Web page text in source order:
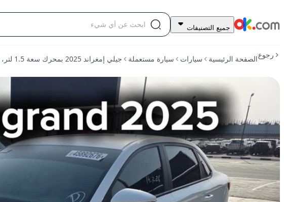
28,000
جيلي
2025
لتر،
الفخامة
GF،
تعمل
بالبنزين،
ناقل
حركة
جميع التصنيفات
رجوعالصفحة الرئيسية سيارات سيارة مستعملة جيلي إمغراند 2025 بمحرك سعة 1.5 لتر، فئة الفخامة GF، تعمل بالبنزين، ناقل حركة متغير مستمر (CVT)، دفع أمامي